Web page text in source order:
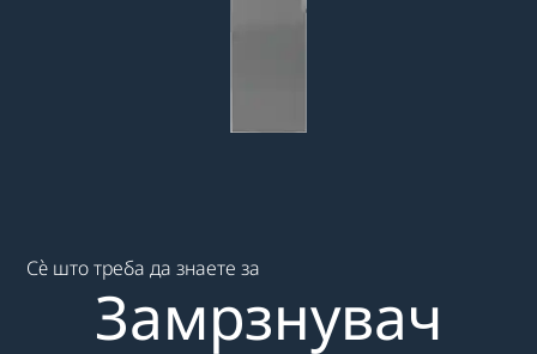
Сè што треба да знаете за
Замрзнувач